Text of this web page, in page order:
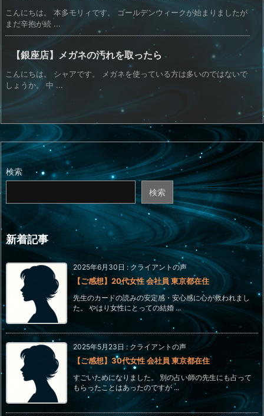
こんにちは。 本多モリィです。 ゴールデンウィークが始まりましたが
まだ辛抱が続 ...
【銀座店】メガネの汚れを取ったら
こんにちは。 シャアです。 メガネを使っている方は多いのではないで
しょうか。 中 ...
検索
検索
新着記事
2025年6月30日 : クライアントの声
【ご感想】20代女性 会社員 東京都在住
先生のカードの読みの安定感・安心感に心が救われまし
た。 やはり女性にとっての結婚 ...
2025年5月23日: クライアントの声
【ご感想】30代女性 会社員 東京都在住
すごいためになりました。 別の占い師の先生にも占って
もらったことはあったのですが ...